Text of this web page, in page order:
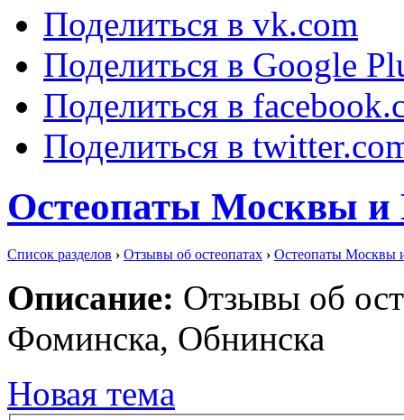
Поделиться в vk.com
Поделиться в Google
Поделиться в
Поделиться в
Остеопаты Москвы и
Список разделов › Отзывы об остеопатах › Остеопаты Москвы
Описание: Отзывы об
Фоминска, Обнинска
Новая тема